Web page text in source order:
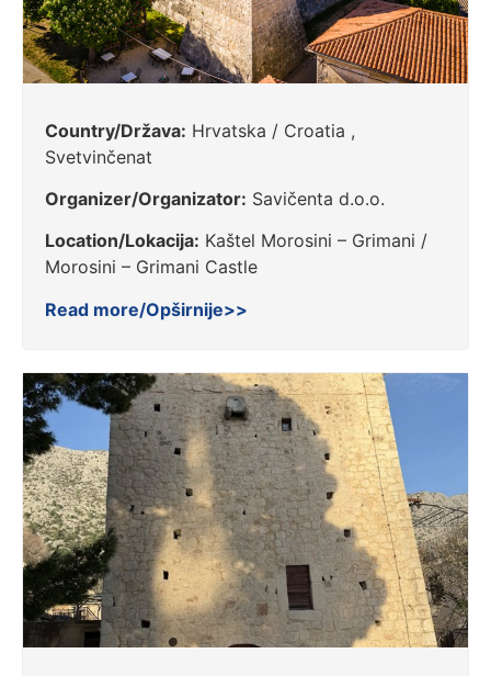
Country/Država: Hrvatska / Croatia ,
Svetvinčenat
Organizer/Organizator: Savičenta d.o.o.
Location/Lokacija: Kaštel Morosini – Grimani /
Morosini – Grimani Castle
Read more/Opširnije>>